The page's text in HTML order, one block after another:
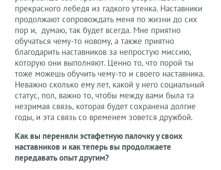
прекрасного лебедя из гадкого утенка. Наставники
продолжают сопровождать меня по жизни до сих
пор и, думаю, так будет всегда. Мне приятно
обучаться чему-то новому, а также приятно
благодарить наставников за непростую миссию,
которую они выполняют. Ценно то, что порой ты
тоже можешь обучить чему-то и своего наставника.
Неважно сколько ему лет, какой у него социальный
статус, пол, важно то, чтобы между вами была та
незримая связь, которая будет сохранена долгие
годы, и эта связь со временем зовется дружбой.
Как вы переняли эстафетную палочку у своих
наставников и как теперь вы продолжаете
передавать опыт другим?